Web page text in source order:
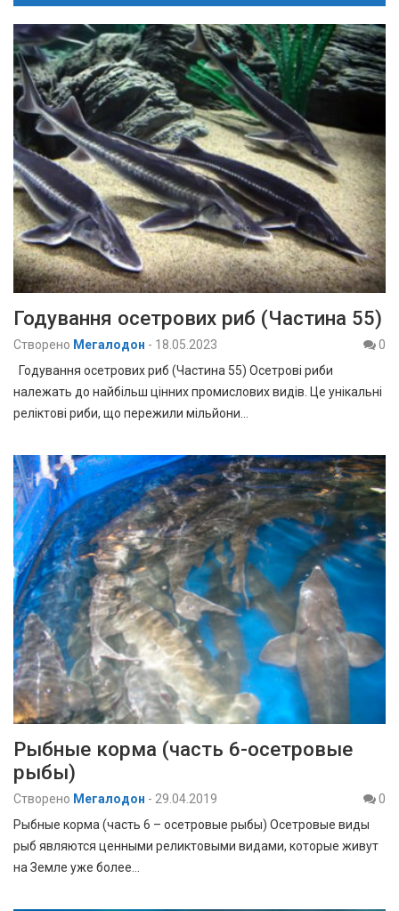
Годування осетрових риб (Частина 55)
Створено Мегалодон - 18.05.2023
0
Годування осетрових риб (Частина 55) Осетрові риби
належать до найбільш цінних промислових видів. Це унікальні
реліктові риби, що пережили мільйони…
Рыбные корма (часть 6-осетровые
рыбы)
Створено Мегалодон - 29.04.2019
0
Рыбные корма (часть 6 – осетровые рыбы) Осетровые виды
рыб являются ценными реликтовыми видами, которые живут
на Земле уже более…